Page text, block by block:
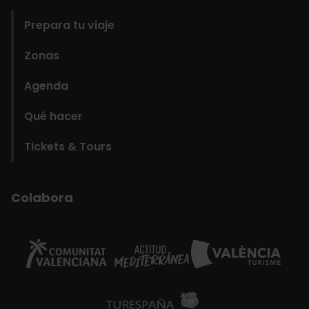
Prepara tu viaje
Zonas
Agenda
Qué hacer
Tickets & Tours
Colabora